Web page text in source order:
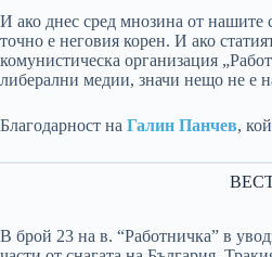
И ако днес сред мнозина от
точно е неговия корен. И ако
комунистическа организация
либерални медии, значи нещо не е
Благодарност на Галин Панчев,
В брой 23 на в. “Работничка” в